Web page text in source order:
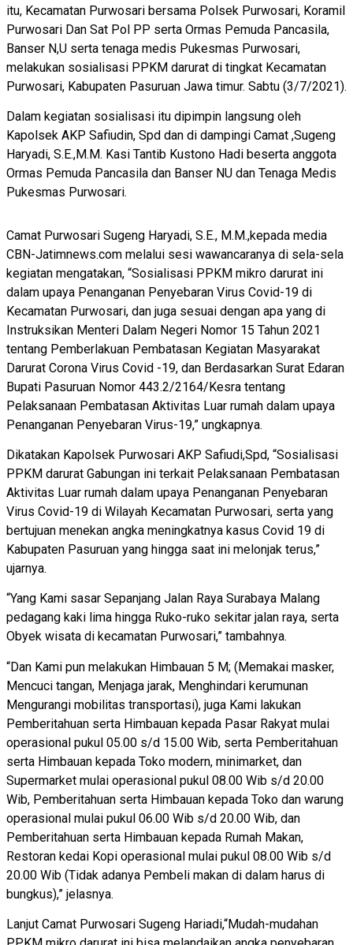
itu, Kecamatan Purwosari bersama Polsek Purwosari, Koramil
Purwosari Dan Sat Pol PP serta Ormas Pemuda Pancasila,
Banser N,U serta tenaga medis Pukesmas Purwosari,
melakukan sosialisasi PPKM darurat di tingkat Kecamatan
Purwosari, Kabupaten Pasuruan Jawa timur. Sabtu (3/7/2021).
Dalam kegiatan sosialisasi itu dipimpin langsung oleh
Kapolsek AKP Safiudin, Spd dan di dampingi Camat ,Sugeng
Haryadi, S.E.,M.M. Kasi Tantib Kustono Hadi beserta anggota
Ormas Pemuda Pancasila dan Banser NU dan Tenaga Medis
Pukesmas Purwosari.
Camat Purwosari Sugeng Haryadi, S.E., M.M.,kepada media
CBN-Jatimnews.com melalui sesi wawancaranya di sela-sela
kegiatan mengatakan, “Sosialisasi PPKM mikro darurat ini
dalam upaya Penanganan Penyebaran Virus Covid-19 di
Kecamatan Purwosari, dan juga sesuai dengan apa yang di
Instruksikan Menteri Dalam Negeri Nomor 15 Tahun 2021
tentang Pemberlakuan Pembatasan Kegiatan Masyarakat
Darurat Corona Virus Covid -19, dan Berdasarkan Surat Edaran
Bupati Pasuruan Nomor 443.2/2164/Kesra tentang
Pelaksanaan Pembatasan Aktivitas Luar rumah dalam upaya
Penanganan Penyebaran Virus-19,” ungkapnya.
Dikatakan Kapolsek Purwosari AKP Safiudi,Spd, “Sosialisasi
PPKM darurat Gabungan ini terkait Pelaksanaan Pembatasan
Aktivitas Luar rumah dalam upaya Penanganan Penyebaran
Virus Covid-19 di Wilayah Kecamatan Purwosari, serta yang
bertujuan menekan angka meningkatnya kasus Covid 19 di
Kabupaten Pasuruan yang hingga saat ini melonjak terus,”
ujarnya.
“Yang Kami sasar Sepanjang Jalan Raya Surabaya Malang
pedagang kaki lima hingga Ruko-ruko sekitar jalan raya, serta
Obyek wisata di kecamatan Purwosari,” tambahnya.
“Dan Kami pun melakukan Himbauan 5 M; (Memakai masker,
Mencuci tangan, Menjaga jarak, Menghindari kerumunan
Mengurangi mobilitas transportasi), juga Kami lakukan
Pemberitahuan serta Himbauan kepada Pasar Rakyat mulai
operasional pukul 05.00 s/d 15.00 Wib, serta Pemberitahuan
serta Himbauan kepada Toko modern, minimarket, dan
Supermarket mulai operasional pukul 08.00 Wib s/d 20.00
Wib, Pemberitahuan serta Himbauan kepada Toko dan warung
operasional mulai pukul 06.00 Wib s/d 20.00 Wib, dan
Pemberitahuan serta Himbauan kepada Rumah Makan,
Restoran kedai Kopi operasional mulai pukul 08.00 Wib s/d
20.00 Wib (Tidak adanya Pembeli makan di dalam harus di
bungkus),” jelasnya.
Lanjut Camat Purwosari Sugeng Hariadi,“Mudah-mudahan